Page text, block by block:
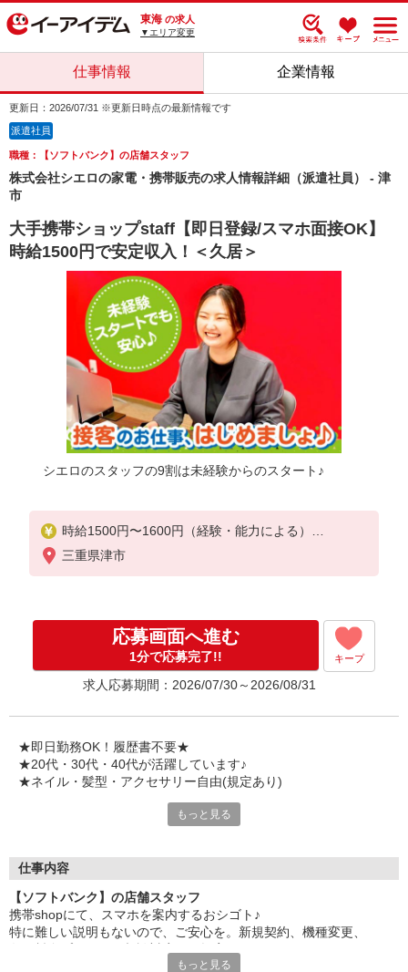
東海 の求人
▼エリア変更
仕事情報 企業情報
更新日：2026/07/31 ※更新日時点の最新情報です
派遣社員
職種：【ソフトバンク】の店舗スタッフ
株式会社シエロの家電・携帯販売の求人情報詳細（派遣社員） - 津
市
大手携帯ショップstaff【即日登録/スマホ面接OK】
時給1500円で安定収入！＜久居＞
シエロのスタッフの9割は未経験からのスタート♪
時給1500円〜1600円（経験・能力による）
※残業代支給
★交通費別途支給（規定あり）
入社祝い金10万円支給(規定有)
お友達を紹介頂くと,
インセンティブ支給(規定有)
゜・。○。・゜+゜・。○。・゜+゜
三重県津市
応募画面へ進む
1分で応募完了!! キープ
求人応募期間：2026/07/30～2026/08/31
★即日勤務OK！履歴書不要★
★20代・30代・40代が活躍しています♪
★ネイル・髪型・アクセサリー自由(規定あり)
各キャリアの新機種が特別価格で購入OK！！
特別割引価格でご利用可能☆
お得に過ごしたいあなたの味方です♪
【選べるお仕事いろいろ】
もっと見る
仕事内容
【ソフトバンク】の店舗スタッフ
携帯shopにて、スマホを案内するおシゴト♪
特に難しい説明もないので、ご安心を。新規契約、機種変更、
もっと見る